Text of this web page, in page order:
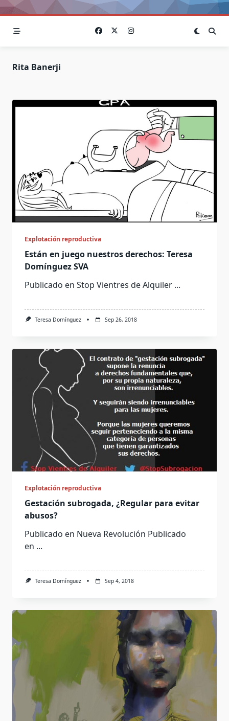
Rita Banerji
Explotación reproductiva
Están en juego nuestros derechos: Teresa
Domínguez SVA
Publicado en Stop Vientres de Alquiler ...
Teresa Domínguez Sep 26, 2018
Explotación reproductiva
Gestación subrogada, ¿Regular para evitar
abusos?
Publicado en Nueva Revolución Publicado
en ...
Teresa Domínguez Sep 4, 2018